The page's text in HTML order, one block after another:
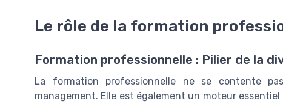
Le rôle de la formation
Formation professionnelle : Pilier de la
La formation professionnelle ne se contente
management. Elle est également un moteur